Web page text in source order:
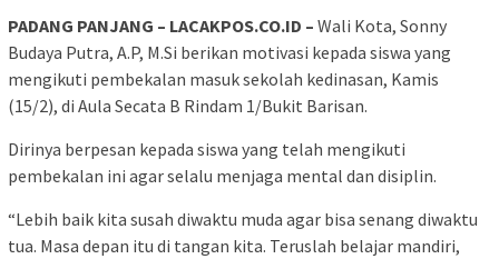
PADANG PANJANG – LACAKPOS.CO.ID – Wali Kota, Sonny
Budaya Putra, A.P, M.Si berikan motivasi kepada siswa yang
mengikuti pembekalan masuk sekolah kedinasan, Kamis
(15/2), di Aula Secata B Rindam 1/Bukit Barisan.
Dirinya berpesan kepada siswa yang telah mengikuti
pembekalan ini agar selalu menjaga mental dan disiplin.
“Lebih baik kita susah diwaktu muda agar bisa senang diwaktu
tua. Masa depan itu di tangan kita. Teruslah belajar mandiri,